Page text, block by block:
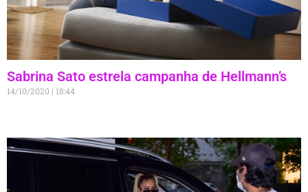
Sabrina Sato estrela campanha de Hellmann’s
14/10/2020 18:44